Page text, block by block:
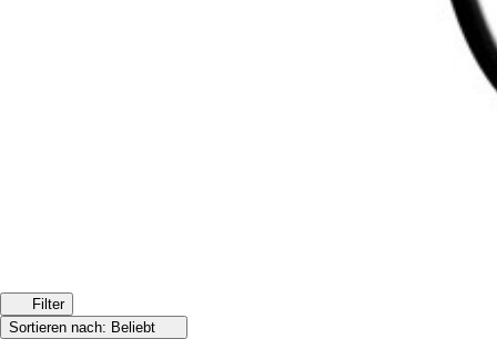
Filter
Sortieren nach: Beliebt